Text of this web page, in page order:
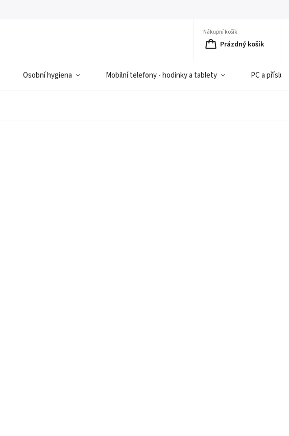
Nákupní košík
Prázdný košík
Osobní hygiena Mobilní telefony - hodinky a tablety PC a